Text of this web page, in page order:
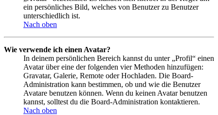
ein persönliches Bild, welches von Benutzer zu Benutzer
unterschiedlich ist.
Nach oben
Wie verwende ich einen Avatar?
In deinem persönlichen Bereich kannst du unter „Profil“ einen
Avatar über eine der folgenden vier Methoden hinzufügen:
Gravatar, Galerie, Remote oder Hochladen. Die Board-
Administration kann bestimmen, ob und wie die Benutzer
Avatare benutzen können. Wenn du keinen Avatar benutzen
kannst, solltest du die Board-Administration kontaktieren.
Nach oben